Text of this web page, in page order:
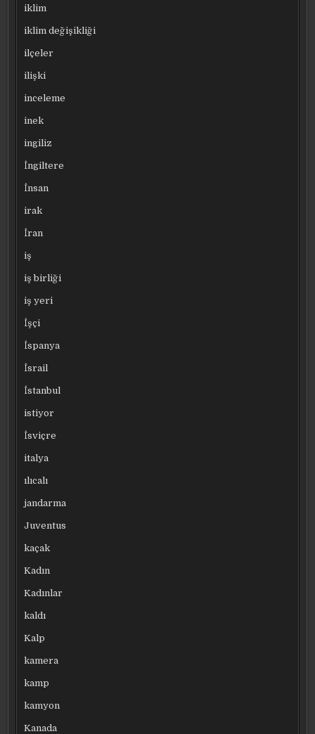
iklim
iklim değişikliği
ilçeler
ilişki
inceleme
inek
ingiliz
İngiltere
İnsan
irak
İran
iş
iş birliği
iş yeri
İşçi
İspanya
İsrail
İstanbul
istiyor
İsviçre
italya
ılıcalı
jandarma
Juventus
kaçak
Kadın
Kadınlar
kaldı
Kalp
kamera
kamp
kamyon
Kanada